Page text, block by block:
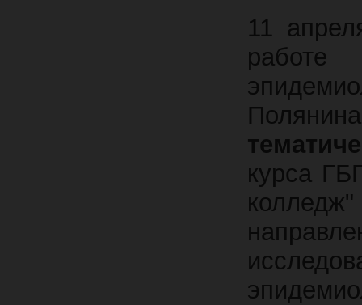
11
работе
курса